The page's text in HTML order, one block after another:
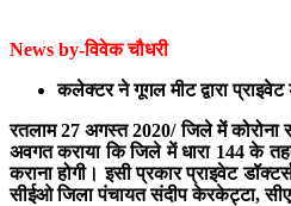
News by-विवेक चौधरी
कलेक्टर ने गूगल मीट द्वारा
रतलाम 27 अगस्त 2020/ जिले में
अवगत कराया कि जिले में धारा 144 के
कराना होगी। इसी प्रकार प्राइवेट
सीईओ जिला पंचायत संदीप केरकेट्टा,